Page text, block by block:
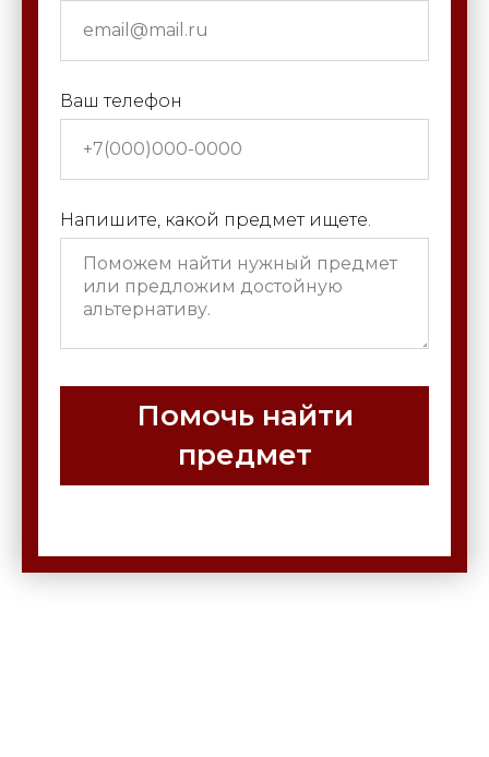
Ваш телефон
Напишите, какой предмет ищете.
Помочь найти
предмет